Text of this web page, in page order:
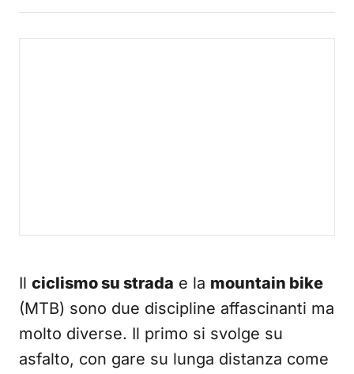
Il ciclismo su strada e la mountain bike
(MTB) sono due discipline affascinanti ma
molto diverse. Il primo si svolge su
asfalto, con gare su lunga distanza come